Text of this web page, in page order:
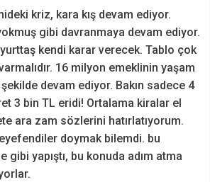
kriz, kara kış devam ediyor.
gibi davranmaya devam ediyor.
kendi karar verecek. Tablo çok
16 milyon emeklinin yaşam
devam ediyor. Bakın sadece 4
3 bin TL eridi! Ortalama kiralar el
ara zam sözlerini hatırlatıyorum.
doymak bilemdi. bu
gibi yapıştı, bu konuda adım atma